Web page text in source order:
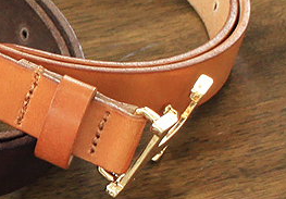
코 라이프 하세요!